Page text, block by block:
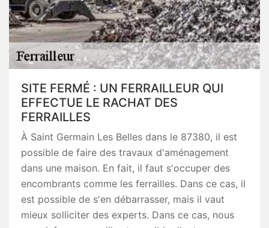
SITE FERMÉ : UN FERRAILLEUR QUI
EFFECTUE LE RACHAT DES
FERRAILLES
À Saint Germain Les Belles dans le 87380, il est
possible de faire des travaux d'aménagement
dans une maison. En fait, il faut s'occuper des
encombrants comme les ferrailles. Dans ce cas, il
est possible de s'en débarrasser, mais il vaut
mieux solliciter des experts. Dans ce cas, nous